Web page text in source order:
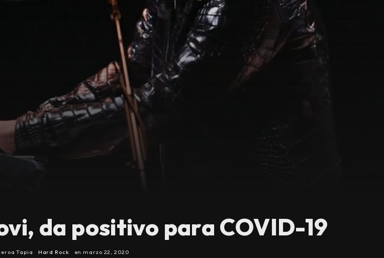
da positivo para COVID-19
Tapia Hard Rock en marzo 22, 2020